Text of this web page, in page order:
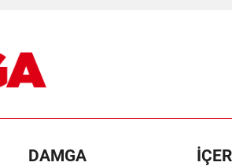
DAMGA